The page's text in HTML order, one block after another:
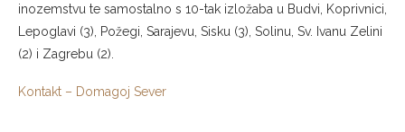
inozemstvu te samostalno s 10-tak izložaba u Budvi, Koprivnici,
Lepoglavi (3), Požegi, Sarajevu, Sisku (3), Solinu, Sv. Ivanu Zelini
(2) i Zagrebu (2).
Kontakt – Domagoj Sever